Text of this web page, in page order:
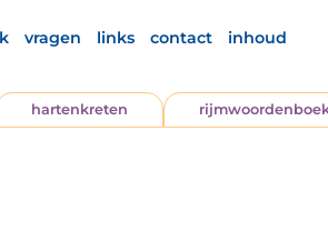
vragen links contact inhoud
hartenkreten